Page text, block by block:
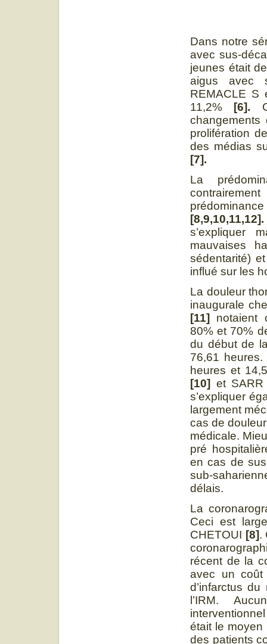
Dans notre
avec sus-
jeunes était
aigus avec
REMACLE
11,2% [6].
changements
prolifération
des médias
[7].
La
s’expliquer
mauvaises
sédentarité)
influé sur les
La douleur
inaugurale
[11] notaient
80% et 70%
du début de
76,61
heures et
[10] et
s’expliquer
largement
cas de
médicale.
pré
en cas de
sub-
délais.
La
Ceci est
CHETOUI [8].
récent de la
avec un
d’infarctus
l’IRM.
était le
des patients